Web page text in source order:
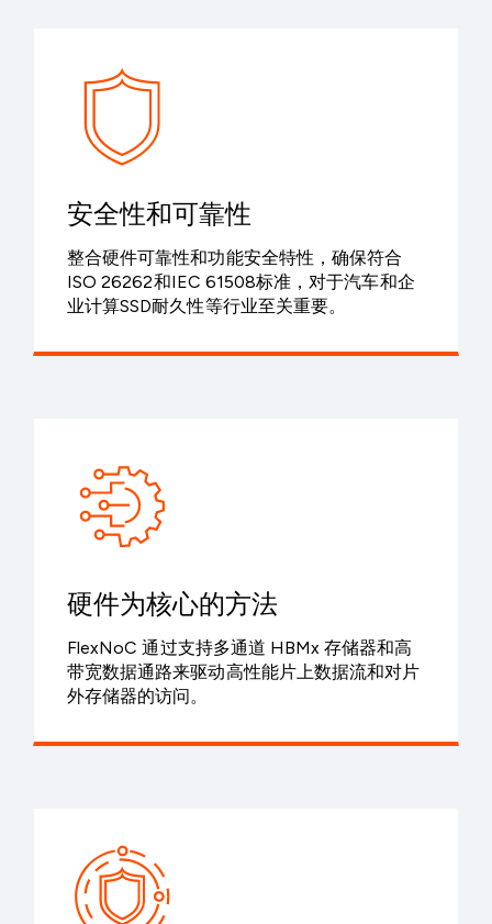
安全性和可靠性
整合硬件可靠性和功能安全特性，确保符合
ISO 26262和IEC 61508标准，对于汽车和企
业计算SSD耐久性等行业至关重要。
硬件为核心的方法
FlexNoC 通过支持多通道 HBMx 存储器和高
带宽数据通路来驱动高性能片上数据流和对片
外存储器的访问。